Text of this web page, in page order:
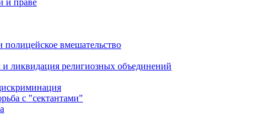
и праве
вмешательство
и ликвидация религиозных объединений
с "сектантами"